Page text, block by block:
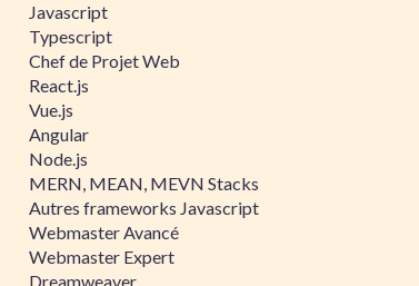
Javascript
Typescript
Chef de Projet Web
React.js
Vue.js
Angular
Node.js
MERN, MEAN, MEVN Stacks
Autres frameworks Javascript
Webmaster Avancé
Webmaster Expert
Dreamweaver